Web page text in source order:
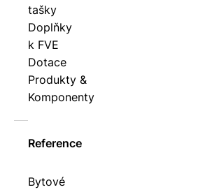
tašky
Doplňky
k FVE
Dotace
Produkty &
Komponenty
Reference
Bytové